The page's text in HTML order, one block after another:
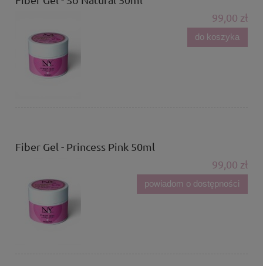
99,00 zł
do koszyka
Fiber Gel - Princess Pink 50ml
99,00 zł
powiadom o dostępności